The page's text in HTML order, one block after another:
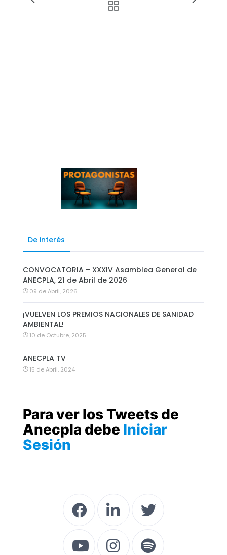
De interés
CONVOCATORIA – XXXIV Asamblea General de
ANECPLA, 21 de Abril de 2026
09 de Abril, 2026
¡VUELVEN LOS PREMIOS NACIONALES DE SANIDAD
AMBIENTAL!
10 de Octubre, 2025
ANECPLA TV
15 de Abril, 2024
Para ver los Tweets de
Anecpla debe Iniciar
Sesión